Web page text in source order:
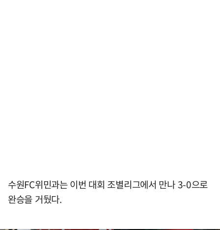
수원FC위민과는 이번 대회 조별리그에서 만나 3-0으로
완승을 거뒀다.